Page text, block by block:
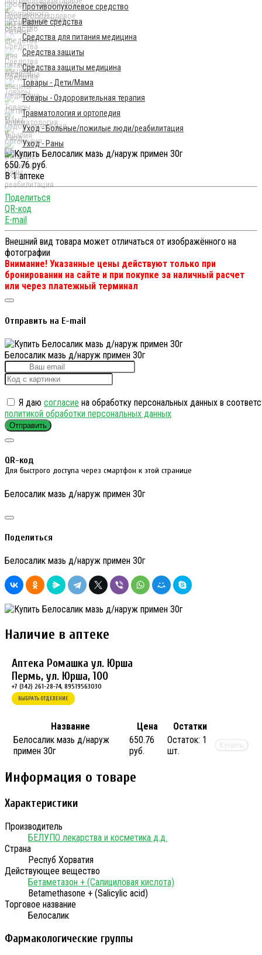
Противоопухолевое средство
Разные средства
Средства для питания медицина
Средства защиты
Средства защиты медицина
Товары - Дети/Мама
Товары - Оздоровительная терапия
Травматология и ортопедия
Уход - Больные/пожилые люди/реабилитация
Уход - Раны
650.76 руб.
В 1 аптеке
Поделиться
QR-код
E-mail
Внешний вид товара может отличаться от изображённого на
фотографии
Внимание! Указанные цены действуют только при
бронировании на сайте и при покупке за наличный расчет
или через платежный терминал
Отправить на E-mail
Белосалик мазь д/наруж примен 30г
Я даю согласие на обработку персональных данных в
политикой обработки персональных данных
Отправить
QR-код
Для быстрого доступа через смартфон к этой странице
Белосалик мазь д/наруж примен 30г
Поделиться
Белосалик мазь д/наруж примен 30г
Наличие в аптеке
Аптека Ромашка ул. Юрша
Пермь, ул. Юрша, 100
+7 (342) 261-28-74, 89519563030
ВЫБРАТЬ ОТДЕЛЕНИЕ
Название Цена
Остатки
Белосалик мазь д/наруж
примен 30г
650.76
руб.
Остаток: 1
шт.
Купить
Информация о товаре
Характеристики
Производитель
БЕЛУПО лекарства и косметика д.д.
Страна
Респуб Хорватия
Действующее вещество
Бетаметазон + (Салициловая кислота)
Betamethasone + (Salicylic acid)
Торговое название
Белосалик
Фармакологические группы